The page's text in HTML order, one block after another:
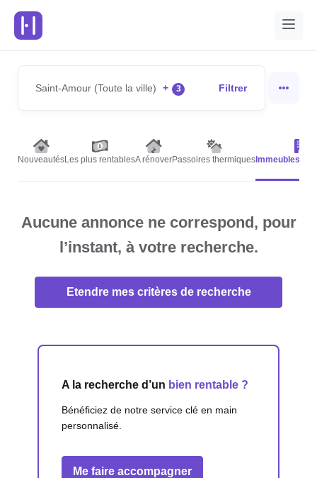
Saint-Amour (Toute la ville) + 3 Filtrer
NouveautésLes plus rentablesA rénoverPassoires thermiques Immeubles de
Aucune annonce ne correspond, pour
l’instant, à votre recherche.
Etendre mes critères de recherche
A la recherche d’un bien rentable ?
Bénéficiez de notre service clé en main
personnalisé.
Me faire accompagner